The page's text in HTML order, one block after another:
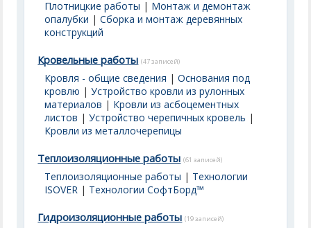
Плотницкие работы | Монтаж и демонтаж
опалубки |Сборка и монтаж деревянных
конструкций
Кровельные работы (47 записей)
Кровля - общие сведения |Основания под
кровлю |Устройство кровли из рулонных
материалов | Кровли из асбоцементных
листов |Устройство черепичных кровель |
Кровли из металлочерепицы
Теплоизоляционные работы (61 записей)
Теплоизоляционные работы | Технологии
ISOVER | Технологии СофтБорд™
Гидроизоляционные работы (19 записей)